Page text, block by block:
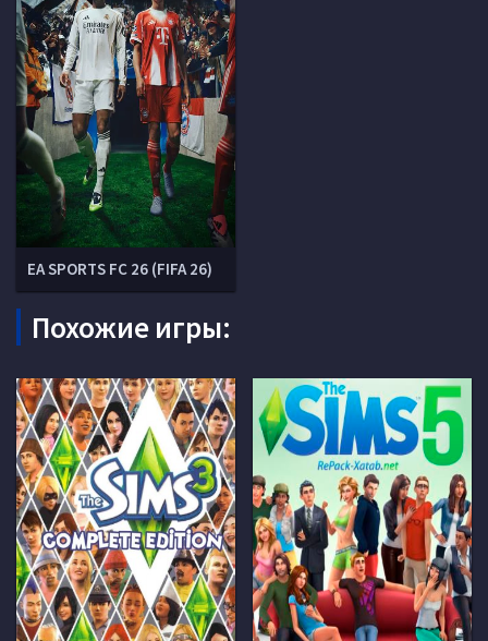
EA SPORTS FC 26 (FIFA 26)
Похожие игры: